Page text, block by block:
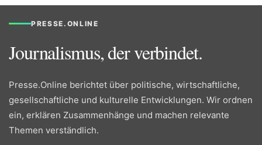
PRESSE.ONLINE
Journalismus, der verbindet.
Presse.Online berichtet über politische, wirtschaftliche,
gesellschaftliche und kulturelle Entwicklungen. Wir ordnen
ein, erklären Zusammenhänge und machen relevante
Themen verständlich.